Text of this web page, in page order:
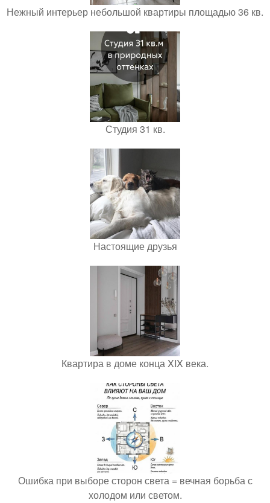
Нежный интерьер небольшой квартиры площадью 36 кв.
Студия 31 кв.
Настоящие друзья
Квартира в доме конца XIX века.
Ошибка при выборе сторон света = вечная борьба с
холодом или светом.